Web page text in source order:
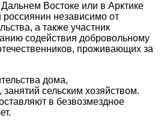
Востоке или в Арктике
независимо от
а также участник
содействия добровольному
проживающих за
дома,
сельским хозяйством.
в безвозмездное